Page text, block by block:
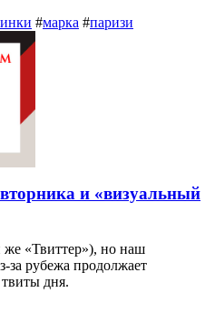
#марка #паризи
и «визуальный
же «Твиттер»), но наш
за рубежа продолжает
дня.